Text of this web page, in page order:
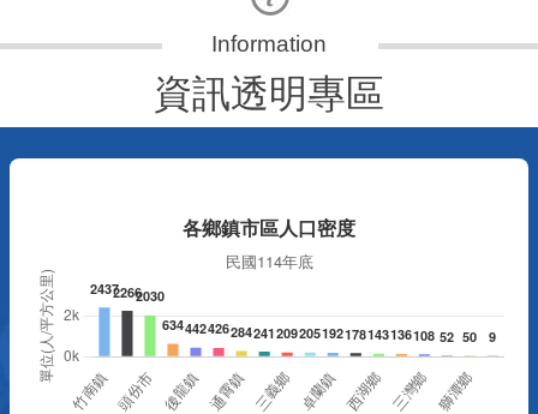
資訊透明專區